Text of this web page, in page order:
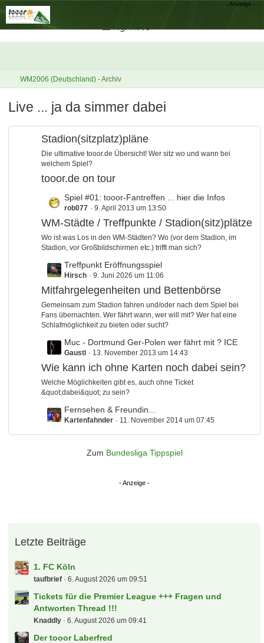
WM2006 (Deutschland) - Archiv
Live ... ja da simmer dabei
Stadion(sitzplatz)pläne
Die ultimative tooor.de Übersicht! Wer sitz wo und wann bei
welchem Spiel?
tooor.de on tour
L
e
t
z
t
B
e
i
t
r
ä
g
e
Spiel #01: tooor-Fantreffen ... hier die Infos
rob077 9. April 2013 um 13:50
WM-Städte / Treffpunkte / Stadion(sitz)plätze
Wo ist was Los in den WM-Städten? Wo (vor dem Stadion, im
Stadion, vor Großbildschirmen etc.) trifft man sich?
L
e
t
t
e
e
t
r
ä
g
e
Treffpunkt Eröffnungsspiel
Hirsch 9. Juni 2026 um 11:06
Mitfahrgelegenheiten und Bettenbörse
Gemeinsam zum Stadion fahren und/oder nach dem Spiel bei
Fans übernachten. Wer fährt wann, wer will mit? Wer hat eine
Schlafmöglichkeit zu bieten oder sucht?
L
e
t
z
t
B
e
i
Muc - Dortmund Ger-Polen wer fährt mit ? ICE
Gaustl 13. November 2013 um 14:43
Wie kann ich ohne Karten noch dabei sein?
Welche Möglichkeiten gibt es, auch ohne Ticket
&quot;dabei&quot; zu sein?
L
e
t
ä
e
Fernsehen & Freundin...
Kartenfahnder 11. November 2014 um 07:45
Zum Bundesliga Tippspiel
Letzte Beiträge
1. FC Köln
taufbrief 6. August 2026 um 09:51
Tickets für die Premier League +++ Fragen und
Antworten Thread !!!
Knaddly 6. August 2026 um 09:41
Der tooor Laberfred